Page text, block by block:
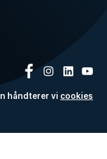
håndterer vi cookies